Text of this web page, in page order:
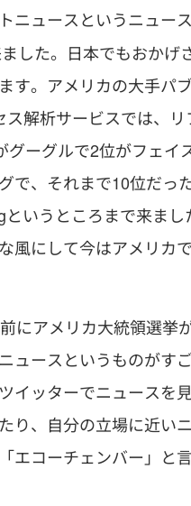
ニュースというニュー
した。日本でもおかげ
す。アメリカの大手パ
解析サービスでは、
ーグルで2位がフェイ
で、それまで10位だっ
いうところまで来ま
風にして今はアメリカ
にアメリカ大統領選挙
ュースというものがす
イッターでニュースを
り、自分の立場に近い
エコーチェンバー」と